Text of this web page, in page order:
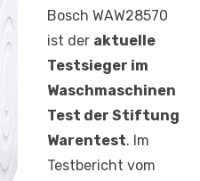
Bosch WAW28570
ist der aktuelle
Testsieger im
Waschmaschinen
Test der Stiftung
Warentest. Im
Testbericht vom